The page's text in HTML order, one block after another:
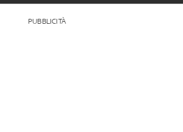
PUBBLICITÀ